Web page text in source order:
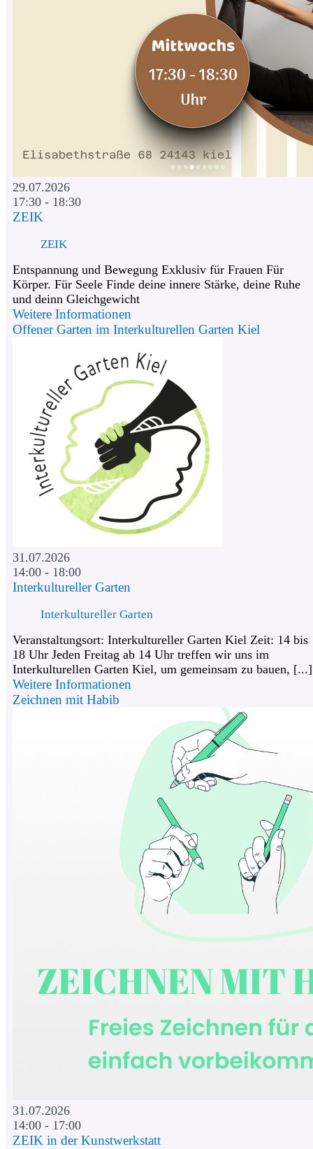
29.07.2026
17:30 - 18:30
ZEIK
ZEIK
Entspannung und Bewegung Exklusiv für Frauen Für
Körper. Für Seele Finde deine innere Stärke, deine Ruhe
und deinn Gleichgewicht
Weitere Informationen
Offener Garten im Interkulturellen Garten Kiel
31.07.2026
14:00 - 18:00
Interkultureller Garten
Interkultureller Garten
Veranstaltungsort: Interkultureller Garten Kiel Zeit: 14 bis
18 Uhr Jeden Freitag ab 14 Uhr treffen wir uns im
Interkulturellen Garten Kiel, um gemeinsam zu bauen, [...]
Weitere Informationen
Zeichnen mit Habib
31.07.2026
14:00 - 17:00
ZEIK in der Kunstwerkstatt